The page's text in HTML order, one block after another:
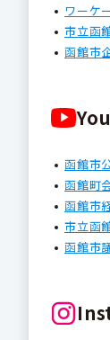
ワーケ
市立函
函館市
函館市
函館町
函館市
市立函
函館市